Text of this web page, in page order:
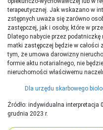
terapeutycznej. Jak wskazano w
zstępnych uważa się zarówno
zastępczej, jak i osoby, które w
Dlatego nabycie przez
matki zastępczej będzie w
tym, że umowa darowizny
formie aktu notarialnego, nie
nieruchomości właściwemu
Dla urzędu skarbowego
Źródło: indywidualna interpretacja
grudnia 2023 r.